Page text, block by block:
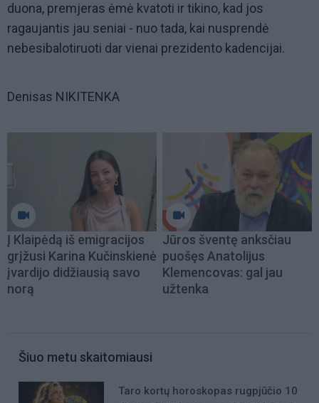
duona, premjeras ėmė kvatoti ir tikino, kad jos
ragaujantis jau seniai - nuo tada, kai nusprendė
nebesibalotiruoti dar vienai prezidento kadencijai.
Denisas NIKITENKA
Į Klaipėdą iš emigracijos
grįžusi Karina Kučinskienė
įvardijo didžiausią savo
norą
Jūros šventę anksčiau
puošęs Anatolijus
Klemencovas: gal jau
užtenka
Šiuo metu skaitomiausi
Taro kortų horoskopas rugpjūčio 10